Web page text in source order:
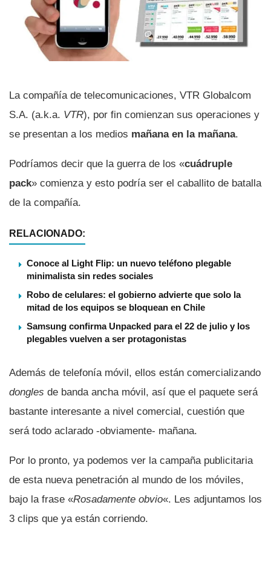
La compañí­a de telecomunicaciones, VTR Globalcom
S.A. (a.k.a. VTR), por fin comienzan sus operaciones y
se presentan a los medios mañana en la mañana.
Podrí­amos decir que la guerra de los «cuádruple
pack» comienza y esto podrí­a ser el caballito de batalla
de la compañí­a.
RELACIONADO:
Conoce al Light Flip: un nuevo teléfono plegable
minimalista sin redes sociales
Robo de celulares: el gobierno advierte que solo la
mitad de los equipos se bloquean en Chile
Samsung confirma Unpacked para el 22 de julio y los
plegables vuelven a ser protagonistas
Además de telefoní­a móvil, ellos están comercializando
dongles de banda ancha móvil, así­ que el paquete será
bastante interesante a nivel comercial, cuestión que
será todo aclarado -obviamente- mañana.
Por lo pronto, ya podemos ver la campaña publicitaria
de esta nueva penetración al mundo de los móviles,
bajo la frase «Rosadamente obvio«. Les adjuntamos los
3 clips que ya están corriendo.